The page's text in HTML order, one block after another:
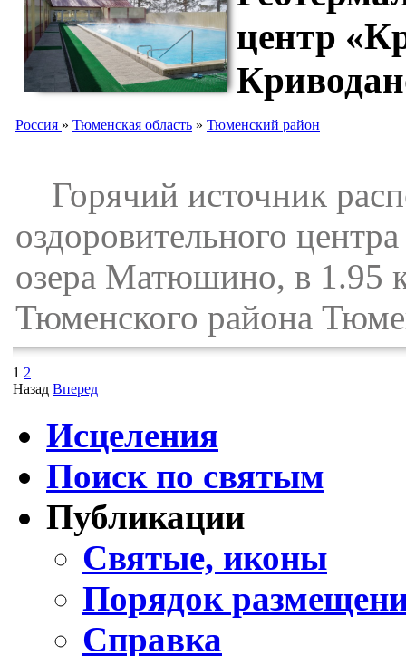
центр
Россия » Тюменская область » Тюменский район
Горячий источник
оздоровительного
озера Матюшино, в 1.95
Тюменского района
1 2
Назад Вперед
Исцеления
Поиск по святым
Публикации
Святые, иконы
Порядок
Справка